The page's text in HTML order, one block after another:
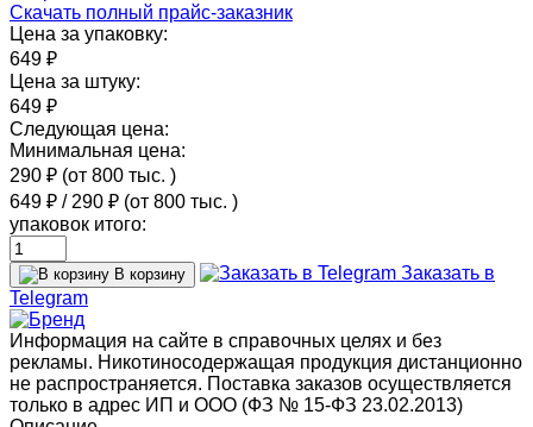
Скачать полный прайс-заказник
Цена за упаковку:
649 ₽
Цена за штуку:
649 ₽
Следующая цена:
Минимальная цена:
290 ₽ (от 800 тыс. )
649 ₽ / 290 ₽ (от 800 тыс. )
упаковок итого:
В корзину
Заказать в
Telegram
Информация на сайте в справочных целях и без
рекламы. Никотиносодержащая продукция дистанционно
не распространяется. Поставка заказов осуществляется
только в адрес ИП и ООО (ФЗ № 15-ФЗ 23.02.2013)